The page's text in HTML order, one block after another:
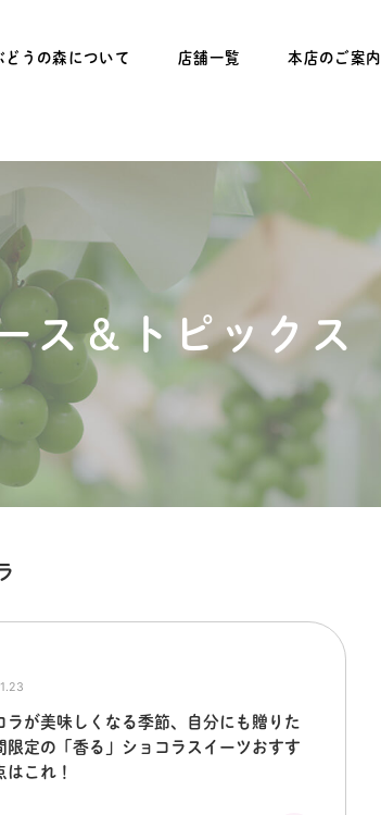
どうの森について 店舗一覧 本店のご案内
ス＆トピックス
ラが美味しくなる季節、自分にも贈りた
限定の「香る」ショコラスイーツおすす
はこれ！